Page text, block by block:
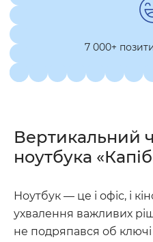
7 000+
Вертикальний
ноутбука
Ноутбук — це і офіс, і
ухвалення важливих
не подряпався об